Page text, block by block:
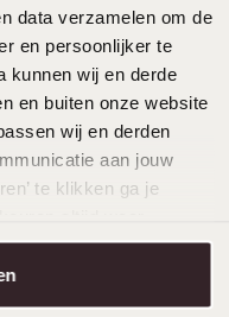
data verzamelen om de
en persoonlijker te
kunnen wij en derde
en buiten onze website
wij en derden
aan jouw
te klikken ga je
onscookiebeleid.
Verlobungsring
375 Weißgold, H103
3,079